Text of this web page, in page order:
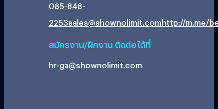
085-848-
2253sales@shownolimit.comhttp://m.me/
สมัครงาน/ฝึกงาน ติดต่อได้ที่
hr-ga@shownolimit.com